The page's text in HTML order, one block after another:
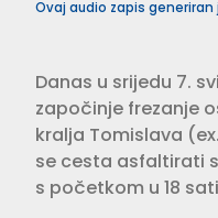
Ovaj audio zapis
Danas u srijedu 7.
započinje frezanje
kralja Tomislava
se cesta asfaltirati
s početkom u 18